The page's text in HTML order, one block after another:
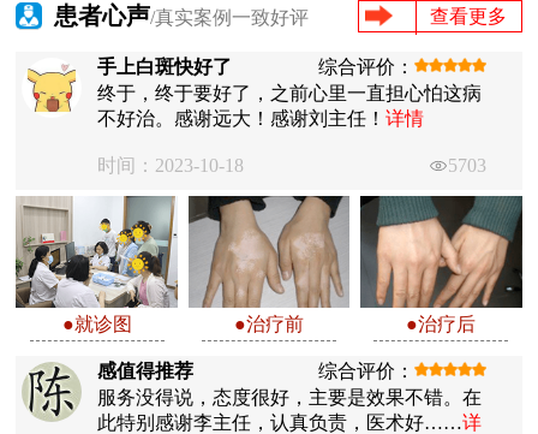
患者心声/真实案例一致好评 查看更多
手上白斑快好了
综合评价：
终于，终于要好了，之前心里一直担心怕这病
不好治。感谢远大！感谢刘主任！详情
时间：2023-10-18 5703
●就诊图 ●治疗前 ●治疗后
感值得推荐
综合评价：
服务没得说，态度很好，主要是效果不错。在
此特别感谢李主任，认真负责，医术好……详